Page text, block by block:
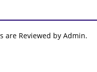
are Reviewed by Admin.